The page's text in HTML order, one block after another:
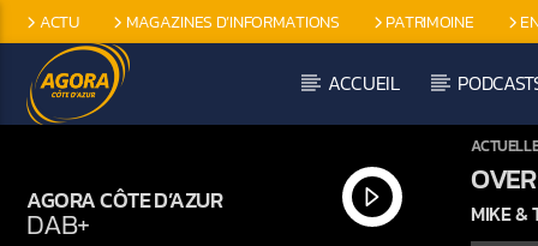
ACTU MAGAZINES D’INFORMATIONS PATRIMOINE
EMISSIONS SPÉCIFIQUES
ACCUEIL
AGORA CÔTE D’AZUR
DAB+ MIKE &